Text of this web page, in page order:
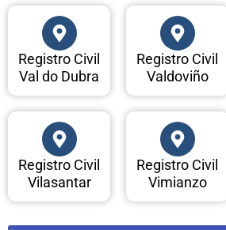
Registro Civil
Val do Dubra
Registro Civil
Valdoviño
Registro Civil
Vilasantar
Registro Civil
Vimianzo